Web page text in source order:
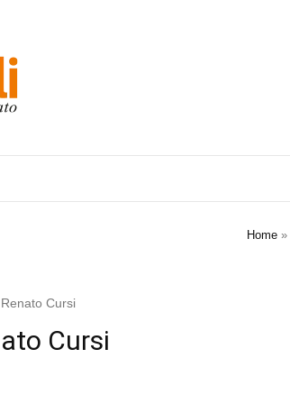
Home »
Cursi
Cursi